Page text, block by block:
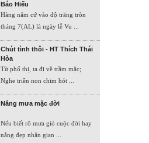
Báo Hiếu
Hàng năm cứ vào độ trăng tròn
tháng 7(AL) là ngày lễ Vu ...
Chút tình thôi - HT Thích Thái
Hòa
Từ phố thị, ta đi về trầm mặc;
Nghe triền non chim hót ...
Nắng mưa mặc đời
Nếu biết rõ mưa gió cuộc đời hay
nắng đẹp nhân gian ...